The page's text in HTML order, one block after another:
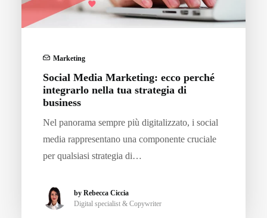
Marketing
Social Media Marketing: ecco perché
integrarlo nella tua strategia di
business
Nel panorama sempre più digitalizzato, i social
media rappresentano una componente cruciale
per qualsiasi strategia di…
by Rebecca Ciccia
Digital specialist & Copywriter